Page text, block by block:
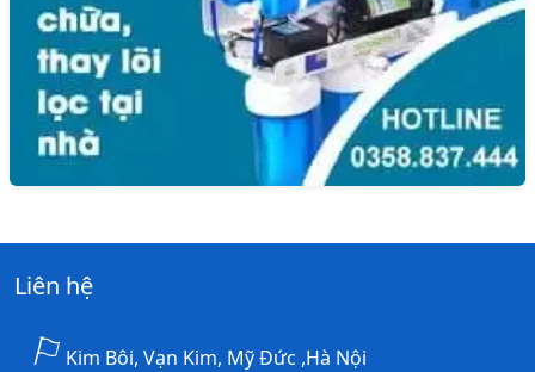
Liên hệ
Kim Bôi, Vạn Kim, Mỹ Đức ,Hà Nội